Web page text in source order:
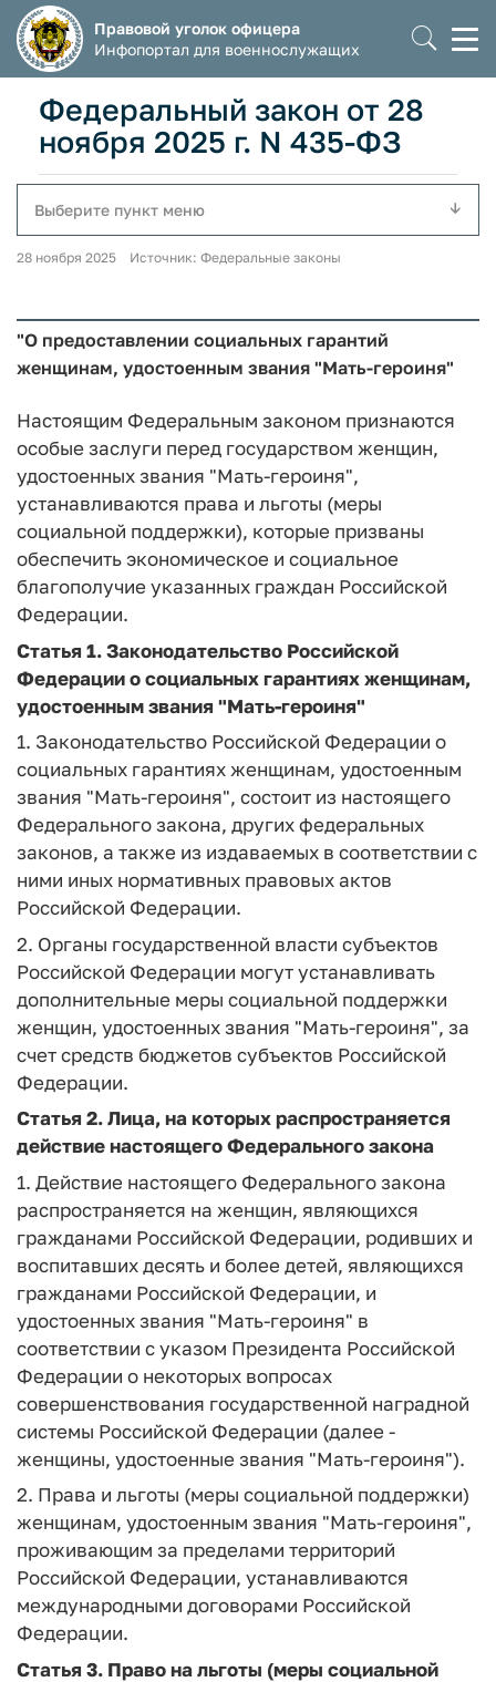
Правовой уголок офицера
Инфопортал для военнослужащих
Федеральный закон от 28
ноября 2025 г. N 435-ФЗ
Выберите пункт меню
28 ноября 2025 Источник: Федеральные законы
"О предоставлении социальных гарантий
женщинам, удостоенным звания "Мать-героиня"
Настоящим Федеральным законом признаются
особые заслуги перед государством женщин,
удостоенных звания "Мать-героиня",
устанавливаются права и льготы (меры
социальной поддержки), которые призваны
обеспечить экономическое и социальное
благополучие указанных граждан Российской
Федерации.
Статья 1.Законодательство Российской
Федерации о социальных гарантиях женщинам,
удостоенным звания "Мать-героиня"
1. Законодательство Российской Федерации о
социальных гарантиях женщинам, удостоенным
звания "Мать-героиня", состоит из настоящего
Федерального закона, других федеральных
законов, а также из издаваемых в соответствии с
ними иных нормативных правовых актов
Российской Федерации.
2. Органы государственной власти субъектов
Российской Федерации могут устанавливать
дополнительные меры социальной поддержки
женщин, удостоенных звания "Мать-героиня", за
счет средств бюджетов субъектов Российской
Федерации.
Статья 2.Лица, на которых распространяется
действие настоящего Федерального закона
1. Действие настоящего Федерального закона
распространяется на женщин, являющихся
гражданами Российской Федерации, родивших и
воспитавших десять и более детей, являющихся
гражданами Российской Федерации, и
удостоенных звания "Мать-героиня" в
соответствии с указом Президента Российской
Федерации о некоторых вопросах
совершенствования государственной наградной
системы Российской Федерации (далее -
женщины, удостоенные звания "Мать-героиня").
2. Права и льготы (меры социальной поддержки)
женщинам, удостоенным звания "Мать-героиня",
проживающим за пределами территорий
Российской Федерации, устанавливаются
международными договорами Российской
Федерации.
Статья 3. Право на льготы (меры социальной